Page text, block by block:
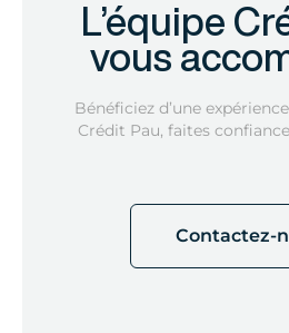
L’équipe
vous
Bénéficiez d’une
Crédit Pau, faites
Contactez-